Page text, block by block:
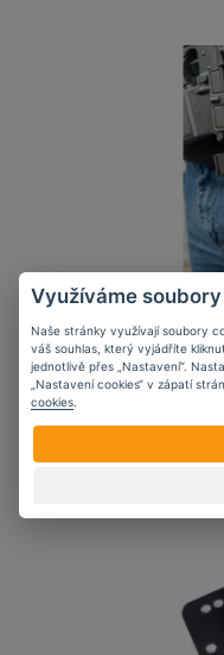
Využíváme
Naše stránky využívají soubory
váš souhlas, který vyjádříte
jednotlivě přes „Nastavení“.
„Nastavení cookies“ v zápatí
cookies